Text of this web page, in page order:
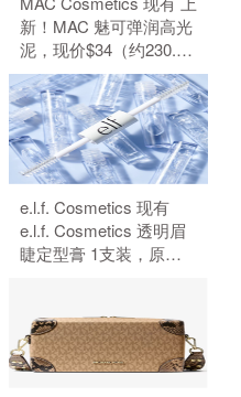
新！MAC 魅可弹润高光
泥，现价$34（约230.29
元）。 无需使用优惠
码。
e.l.f. Cosmetics 现有
e.l.f. Cosmetics 透明眉
睫定型膏 1支装，原价
码。